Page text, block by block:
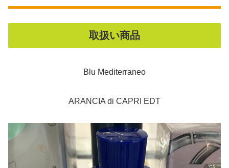
取扱い商品
Blu Mediterraneo
ARANCIA di CAPRI EDT